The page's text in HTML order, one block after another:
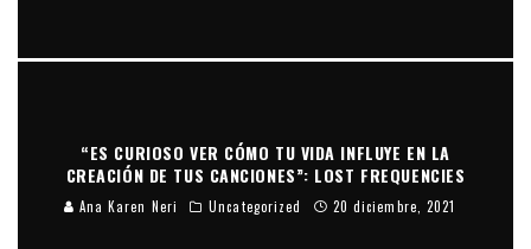
“ES CURIOSO VER CÓMO TU VIDA INFLUYE EN LA
CREACIÓN DE TUS CANCIONES”: LOST FREQUENCIES
Ana Karen Neri Uncategorized 20 diciembre, 2021